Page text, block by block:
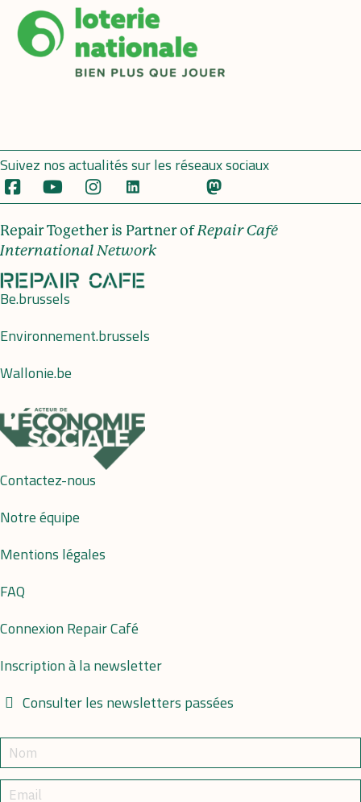
Suivez nos actualités sur les réseaux sociaux
Repair Together is Partner ofRepair Café
International Network
Be.brussels
Environnement.brussels
Wallonie.be
Contactez-nous
Notre équipe
Mentions légales
FAQ
Connexion Repair Café
Inscription à la newsletter
Consulter les newsletters passées